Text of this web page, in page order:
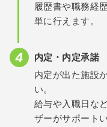
履歴書や職務経
単に行えます。
内定・内定承諾
内定が出た施設
い。
給与や入職日な
ザーがサポート